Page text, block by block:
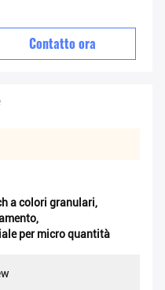
Contatto ora
a colori granulari,
,
per micro quantità